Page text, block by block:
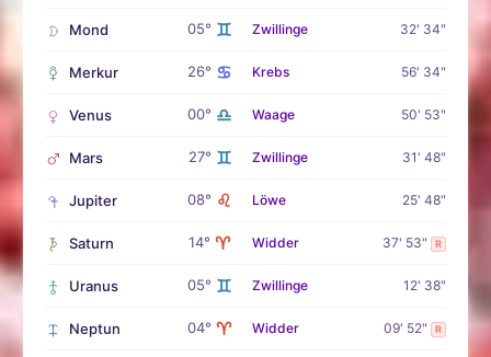
Mond 05° ♊ Zwillinge 32' 34"
Merkur 26° ♋ Krebs 56' 34"
Venus 00° ♎ Waage 50' 53"
Mars 27° ♊ Zwillinge 31' 48"
Jupiter 08° ♌ Löwe 25' 48"
Saturn 14° ♈ Widder 37' 53" R
Uranus 05° ♊ Zwillinge 12' 38"
Neptun 04° ♈ Widder 09' 52" R